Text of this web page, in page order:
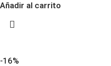
Añadir al carrito
-16%